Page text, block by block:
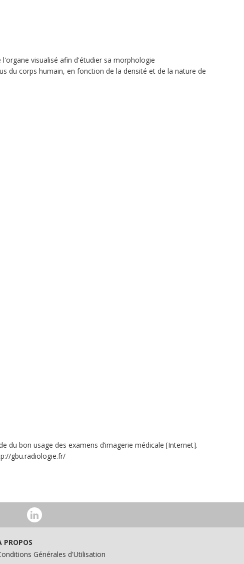
visualisé afin d'étudier sa morphologie
du corps humain, en fonction de la densité et de la nature de
du bon usage des examens d’imagerie médicale [Internet].
gbu.radiologie.fr/
PROPOS
Générales d'Utilisation